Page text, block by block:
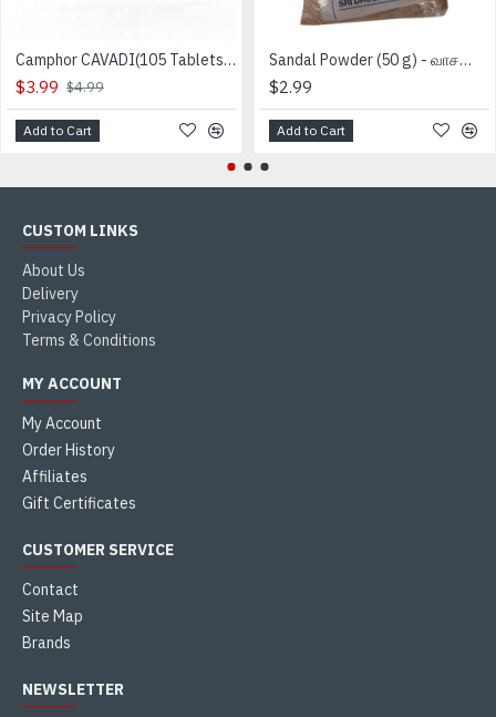
Camphor CAVADI(105 Tablets) - கற்பூரம்
$3.99 $4.99
Add to Cart
Sandal Powder (50 g) - வாசனை சந்தன தூள்
$2.99
Add to Cart
CUSTOM LINKS
About Us
Delivery
Privacy Policy
Terms & Conditions
MY ACCOUNT
My Account
Order History
Affiliates
Gift Certificates
CUSTOMER SERVICE
Contact
Site Map
Brands
NEWSLETTER